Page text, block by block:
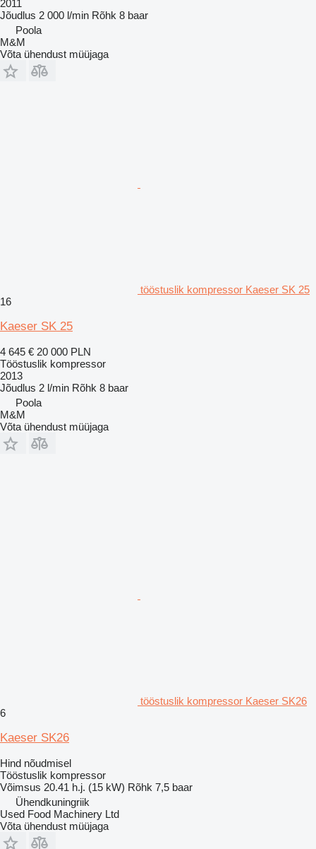
2011
Jõudlus 2 000 l/min Rõhk 8 baar
Poola
M&M
Võta ühendust müüjaga
tööstuslik kompressor Kaeser SK 25
16
Kaeser SK 25
4 645 € 20 000 PLN
Tööstuslik kompressor
2013
Jõudlus 2 l/min Rõhk 8 baar
Poola
M&M
Võta ühendust müüjaga
tööstuslik kompressor Kaeser SK26
6
Kaeser SK26
Hind nõudmisel
Tööstuslik kompressor
Võimsus 20.41 h.j. (15 kW) Rõhk 7,5 baar
Ühendkuningriik
Used Food Machinery Ltd
Võta ühendust müüjaga